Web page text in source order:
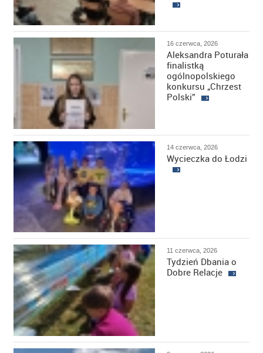
16 czerwca, 2026
Aleksandra Poturała
finalistką
ogólnopolskiego
konkursu „Chrzest
Polski”
14 czerwca, 2026
Wycieczka do Łodzi
11 czerwca, 2026
Tydzień Dbania o
Dobre Relacje